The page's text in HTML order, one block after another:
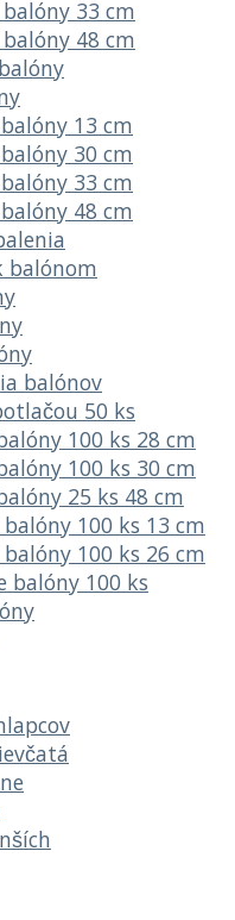
33 cm
48 cm
13 cm
30 cm
33 cm
48 cm
balónom
balónov
50 ks
100 ks 28 cm
100 ks 30 cm
25 ks 48 cm
100 ks 13 cm
100 ks 26 cm
balóny 100 ks